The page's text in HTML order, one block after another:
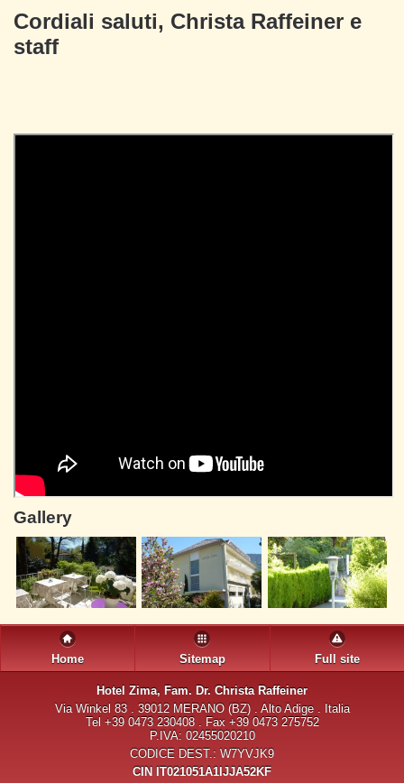
Cordiali saluti, Christa Raffeiner e
staff
Gallery
Home Sitemap Full site
Hotel Zima, Fam. Dr. Christa Raffeiner
Via Winkel 83 . 39012 MERANO (BZ) . Alto Adige . Italia
Tel +39 0473 230408 . Fax +39 0473 275752
P.IVA: 02455020210
CODICE DEST.: W7YVJK9
CIN IT021051A1IJJA52KF